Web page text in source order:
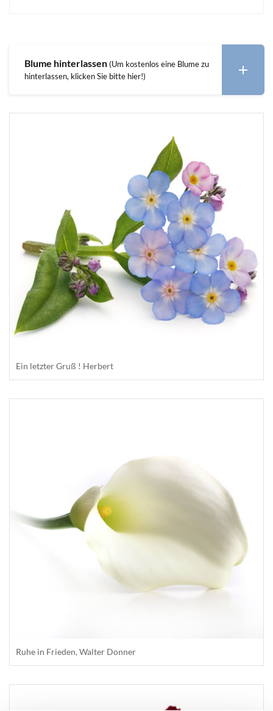
Blume hinterlassen (Um kostenlos eine Blume zu
hinterlassen, klicken Sie bitte hier!)
Ein letzter Gruß ! Herbert
Ruhe in Frieden, Walter Donner